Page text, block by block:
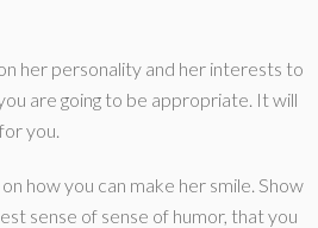
her personality and her interests to
are going to be appropriate. It will
you.
how you can make her smile. Show
sense of sense of humor, that you